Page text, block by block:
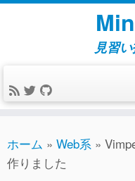
コ
ン
ツ
へ
キ
ッ
見習
ホーム » Web系 »
作りました